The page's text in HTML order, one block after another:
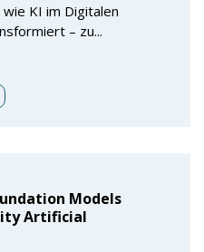
KI im Digitalen
– zu...
Models
Artificial